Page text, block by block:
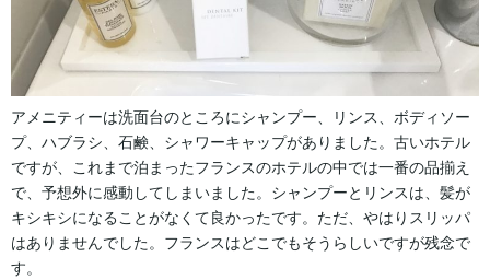
アメニティーは洗面台のところにシャンプー、リンス、ボディソー
プ、ハブラシ、石鹸、シャワーキャップがありました。古いホテル
ですが、これまで泊まったフランスのホテルの中では一番の品揃え
で、予想外に感動してしまいました。シャンプーとリンスは、髪が
キシキシになることがなくて良かったです。ただ、やはりスリッパ
はありませんでした。フランスはどこでもそうらしいですが残念で
す。